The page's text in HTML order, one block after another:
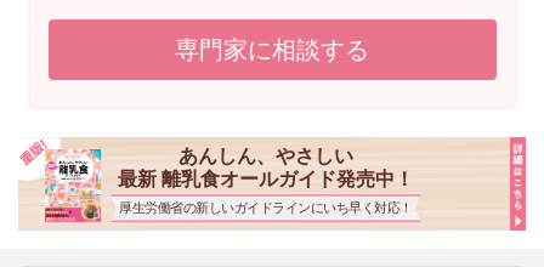
専門家に相談する
あんしん、やさしい
最新 離乳食オールガイド発売中！
厚生労働省の新しいガイドラインにいち早く対応！